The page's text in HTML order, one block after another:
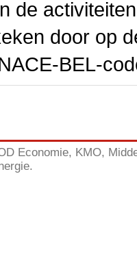
de
door op
BEL-
Economie, KMO,